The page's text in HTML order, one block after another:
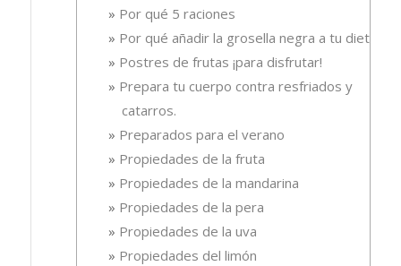
Por qué 5 raciones
Por qué añadir la grosella negra a tu dieta
Postres de frutas ¡para disfrutar!
Prepara tu cuerpo contra resfriados y
catarros.
Preparados para el verano
Propiedades de la fruta
Propiedades de la mandarina
Propiedades de la pera
Propiedades de la uva
Propiedades del limón